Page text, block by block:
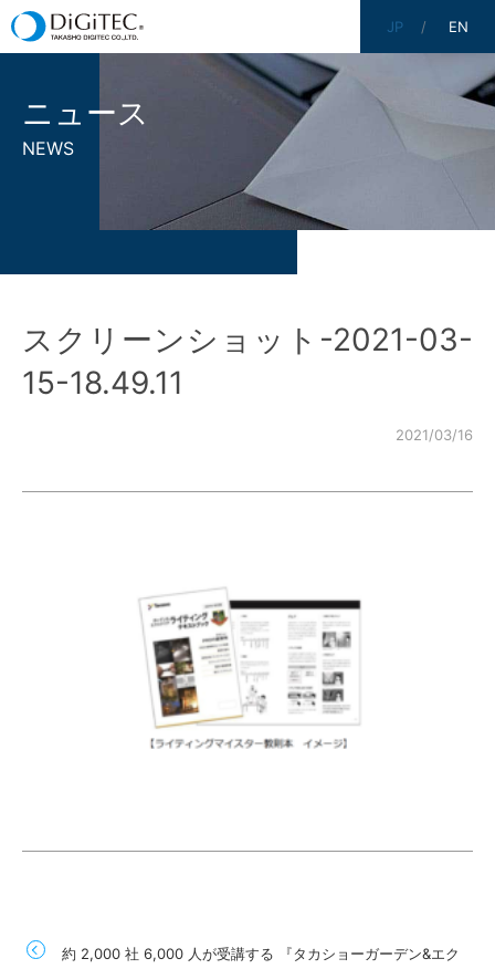
JP EN
ニュース
NEWS
スクリーンショット-2021-03-
15-18.49.11
2021/03/16
約 2,000 社 6,000 人が受講する 『タカショーガーデン&エク